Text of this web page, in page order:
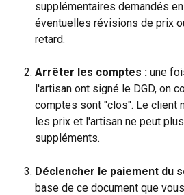
supplémentaires demandés
éventuelles révisions de prix
retard.
Arrêter les comptes : une
l'artisan ont signé le DGD, on
comptes sont "clos". Le client
les prix et l'artisan ne peut
suppléments.
Déclencher le paiement du
base de ce document que